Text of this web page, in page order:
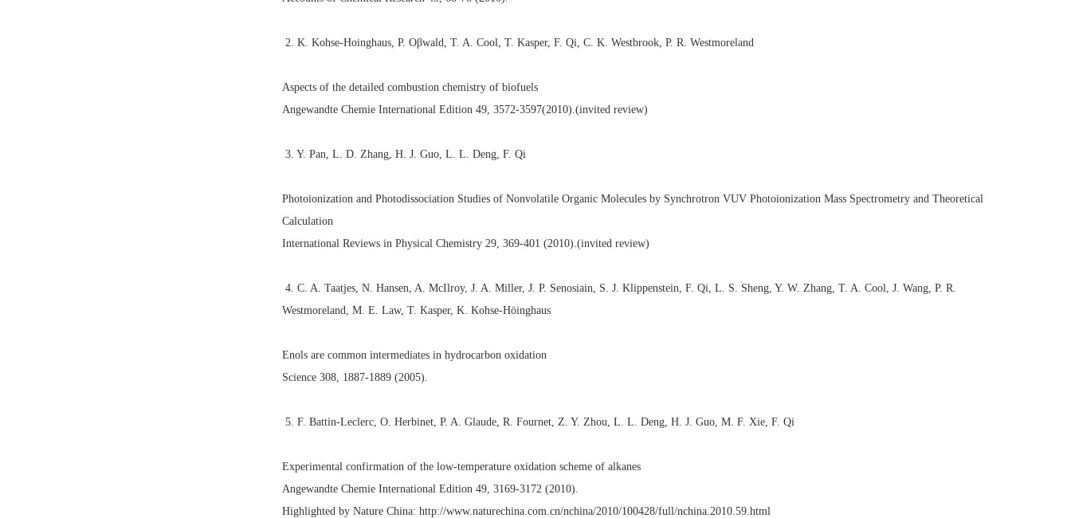
2. K. Kohse-Hoinghaus, P. Oβwald, T. A. Cool, T. Kasper, F. Qi, C. K. Westbrook, P. R. Westmoreland
Aspects of the detailed combustion chemistry of biofuels
Angewandte Chemie International Edition 49, 3572-3597(2010).(invited review)
3. Y. Pan, L. D. Zhang, H. J. Guo, L. L. Deng, F. Qi
Photoionization and Photodissociation Studies of Nonvolatile Organic Molecules by Synchrotron VUV Photoionization Mass Spectrometry and Theoretical
Calculation
International Reviews in Physical Chemistry 29, 369-401 (2010).(invited review)
4. C. A. Taatjes, N. Hansen, A. McIlroy, J. A. Miller, J. P. Senosiain, S. J. Klippenstein, F. Qi, L. S. Sheng, Y. W. Zhang, T. A. Cool, J. Wang, P. R.
Westmoreland, M. E. Law, T. Kasper, K. Kohse-Höinghaus
Enols are common intermediates in hydrocarbon oxidation
Science 308, 1887-1889 (2005).
5. F. Battin-Leclerc, O. Herbinet, P. A. Glaude, R. Fournet, Z. Y. Zhou, L. L. Deng, H. J. Guo, M. F. Xie, F. Qi
Experimental confirmation of the low-temperature oxidation scheme of alkanes
Angewandte Chemie International Edition 49, 3169-3172 (2010).
Highlighted by Nature China: http://www.naturechina.com.cn/nchina/2010/100428/full/nchina.2010.59.html